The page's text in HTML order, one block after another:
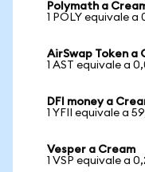
Polymath a
1 POLY equivale a
AirSwap Token a
1 AST equivale a
DFI money a
1 YFII equivale a
Vesper a Cream
1 VSP equivale a